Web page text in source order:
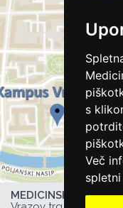
s
Več
MEDICINSKA